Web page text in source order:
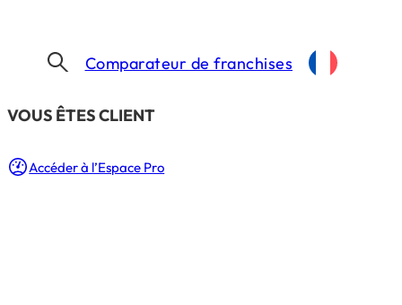
​VOUS ÊTES CLIENT
Accéder à l’Espace Pro
Comparateur de franchises